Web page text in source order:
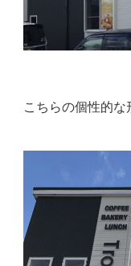
こちらの個性的な